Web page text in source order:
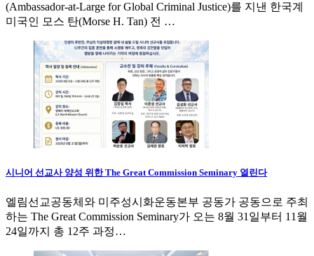
(Ambassador-at-Large for Global Criminal Justice)를 지낸 한국계
미국인 모스 탄(Morse H. Tan) 전 …
시니어 선교사 양성 위한 The Great Commission Seminary 열린다
엘림선교공동체와 미주성시화운동본부 공동가 공동으로 주최
하는 The Great Commission Seminary가 오는 8월 31일부터 11월
24일까지 총 12주 과정…